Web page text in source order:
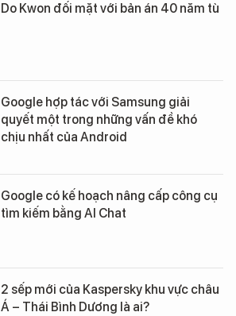
Do Kwon đối mặt với bản án 40 năm tù
Google hợp tác với Samsung giải
quyết một trong những vấn đề khó
chịu nhất của Android
Google có kế hoạch nâng cấp công cụ
tìm kiếm bằng AI Chat
2 sếp mới của Kaspersky khu vực châu
Á – Thái Bình Dương là ai?